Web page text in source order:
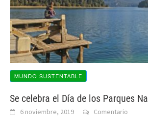
MUNDO SUSTENTABLE
Se celebra el Día de los Parques
6 noviembre, 2019 Comentario